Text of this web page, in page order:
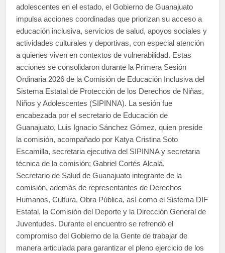
adolescentes en el estado, el Gobierno de Guanajuato
impulsa acciones coordinadas que priorizan su acceso a
educación inclusiva, servicios de salud, apoyos sociales y
actividades culturales y deportivas, con especial atención
a quienes viven en contextos de vulnerabilidad. Estas
acciones se consolidaron durante la Primera Sesión
Ordinaria 2026 de la Comisión de Educación Inclusiva del
Sistema Estatal de Protección de los Derechos de Niñas,
Niños y Adolescentes (SIPINNA). La sesión fue
encabezada por el secretario de Educación de
Guanajuato, Luis Ignacio Sánchez Gómez, quien preside
la comisión, acompañado por Katya Cristina Soto
Escamilla, secretaria ejecutiva del SIPINNA y secretaria
técnica de la comisión; Gabriel Cortés Alcalá,
Secretario de Salud de Guanajuato integrante de la
comisión, además de representantes de Derechos
Humanos, Cultura, Obra Pública, así como el Sistema DIF
Estatal, la Comisión del Deporte y la Dirección General de
Juventudes. Durante el encuentro se refrendó el
compromiso del Gobierno de la Gente de trabajar de
manera articulada para garantizar el pleno ejercicio de los